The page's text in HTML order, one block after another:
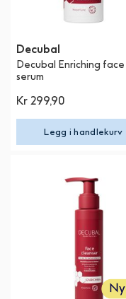
Decubal
Decubal Enriching face
serum
Kr 299,90
Legg i handlekurv